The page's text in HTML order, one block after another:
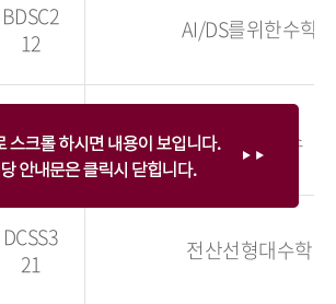
BDSC2
12
AI/DS를위한수학
04
데이터베이스
DCSS3
21
전산선형대수학